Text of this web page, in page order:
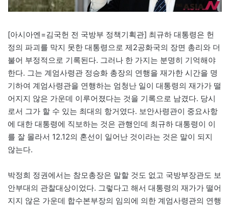
[아시아엔=김국헌 전 국방부 정책기획관] 최규하 대통령은 헌
정의 파괴를 막지 못한 대통령으로 제2공화국의 장면 총리와 더
불어 부정적으로 기록된다. 그러나 한 가지는 분명히 기억해야
한다. 그는 계엄사령관 정승화 총장의 연행을 재가한 시간을 명
기하여 계엄사령관을 연행하는 엄청난 일이 대통령의 재가가 떨
어지지 않은 가운데 이루어졌다는 것을 기록으로 남겼다. 당시
로서 그가 할 수 있는 최대의 항거였다. 보안사령관이 중요사항
에 대한 대통령에 직보하는 것은 관행인데 최규하 대통령이 이
를 잘 몰라서 12.12의 혼선이 일어난 것이라는 것은 말이 되지
않는다.
박정희 정권에서는 참모총장은 말할 것도 없고 국방부장관도 보
안부대의 관찰대상이었다. 그렇다고 해서 대통령의 재가가 떨어
지지 않은 가운데 합수본부장의 임의에 의한 계엄사령관의 연행